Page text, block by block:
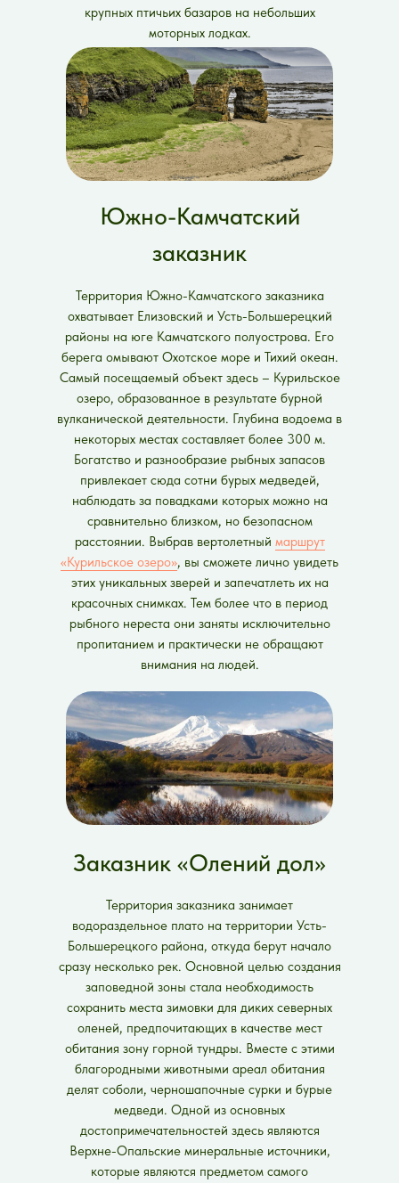
крупных птичьих базаров на небольших
моторных лодках.
Южно-Камчатский
заказник
Территория Южно-Камчатского заказника
охватывает Елизовский и Усть-Большерецкий
районы на юге Камчатского полуострова. Его
берега омывают Охотское море и Тихий океан.
Самый посещаемый объект здесь – Курильское
озеро, образованное в результате бурной
вулканической деятельности. Глубина водоема в
некоторых местах составляет более 300 м.
Богатство и разнообразие рыбных запасов
привлекает сюда сотни бурых медведей,
наблюдать за повадками которых можно на
сравнительно близком, но безопасном
расстоянии. Выбрав вертолетный маршрут
«Курильское озеро», вы сможете лично увидеть
этих уникальных зверей и запечатлеть их на
красочных снимках. Тем более что в период
рыбного нереста они заняты исключительно
пропитанием и практически не обращают
внимания на людей.
Заказник «Олений дол»
Территория заказника занимает
водораздельное плато на территории Усть-
Большерецкого района, откуда берут начало
сразу несколько рек. Основной целью создания
заповедной зоны стала необходимость
сохранить места зимовки для диких северных
оленей, предпочитающих в качестве мест
обитания зону горной тундры. Вместе с этими
благородными животными ареал обитания
делят соболи, черношапочные сурки и бурые
медведи. Одной из основных
достопримечательностей здесь являются
Верхне-Опальские минеральные источники,
которые являются предметом самого